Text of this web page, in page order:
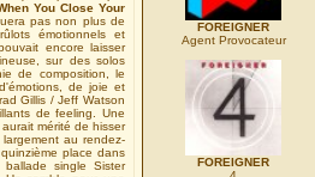
You Close Your
pas non plus de
émotionnels et
encore laisser
sur des solos
de composition, le
de joie et
Gillis / Jeff Watson
de feeling. Une
mérité de hisser
au rendez-
place dans
single Sister
FOREIGNER
Agent Provocateur
FOREIGNER